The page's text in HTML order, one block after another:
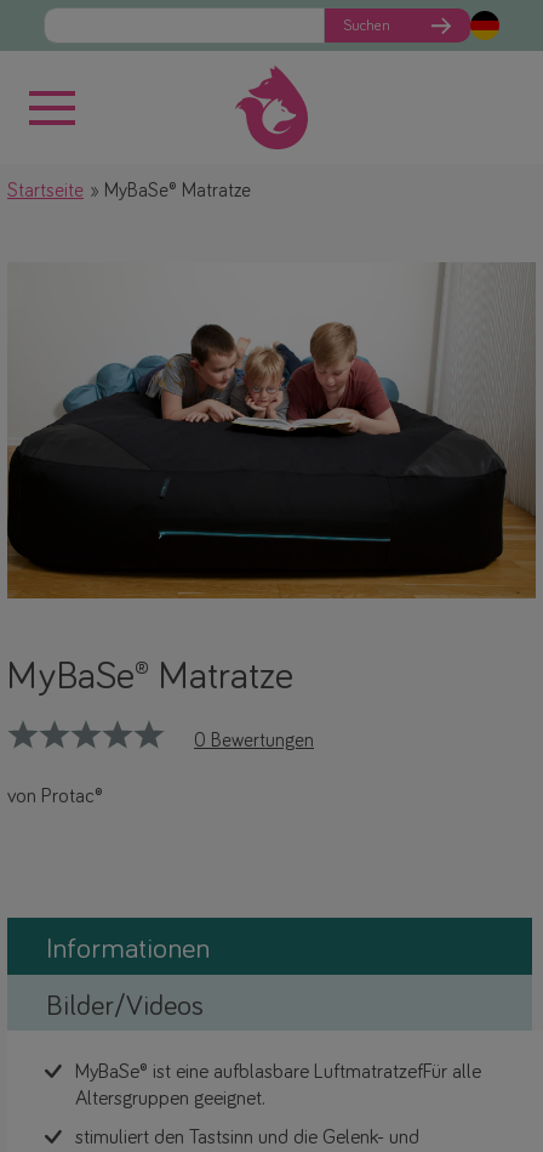
Suchen
Startseite MyBaSe® Matratze
MyBaSe® Matratze
0 Bewertungen
von Protac®
Informationen
Bilder/Videos
MyBaSe® ist eine aufblasbare LuftmatratzefFür alle
Altersgruppen geeignet.
stimuliert den Tastsinn und die Gelenk- und